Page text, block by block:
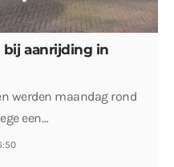
aanrijding in
werden maandag rond
een…